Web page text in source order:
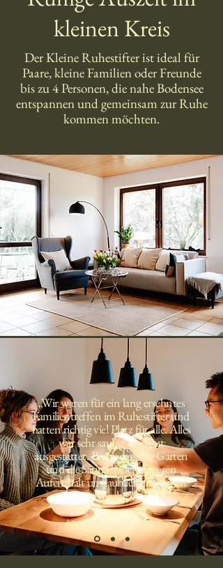
kleinen Kreis
Der Kleine Ruhestifter ist ideal für
Paare, kleine Familien oder Freunde
bis zu 4 Personen, die nahe Bodensee
entspannen und gemeinsam zur Ruhe
kommen möchten.
„Wir waren für ein lang ersehntes
Familientreffen im Ruhestifter und
hatten richtig viel Platz für alle. Alles
war sehr sauber und gut
ausgestattet. Besonders der Garten
und die Sauna haben unseren
Aufenthalt unglaublich entspannt
gemacht.“
Andrea aus Spanien